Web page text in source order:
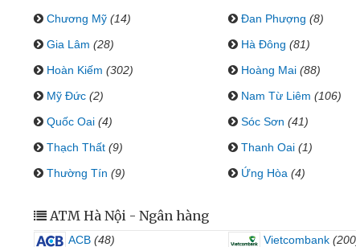
Chương Mỹ (14) Đan Phượng (8)
Gia Lâm (28) Hà Đông (81)
Hoàn Kiếm (302) Hoàng Mai (88)
Mỹ Đức (2) Nam Từ Liêm (106)
Quốc Oai (4) Sóc Sơn (41)
Thạch Thất (9) Thanh Oai (1)
Thường Tín (9) Ứng Hòa (4)
ATM Hà Nội - Ngân hàng
ACB (48) Vietcombank